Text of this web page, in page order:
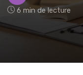
6 min de lecture